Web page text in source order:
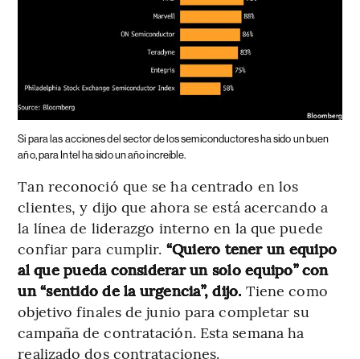
Si para las acciones del sector de los semiconductores ha sido un buen
año, para Intel ha sido un año increíble.
Tan reconoció que se ha centrado en los
clientes, y dijo que ahora se está acercando a
la línea de liderazgo interno en la que puede
confiar para cumplir. “Quiero tener un equipo
al que pueda considerar un solo equipo” con
un “sentido de la urgencia”, dijo. Tiene como
objetivo finales de junio para completar su
campaña de contratación. Esta semana ha
realizado dos contrataciones.